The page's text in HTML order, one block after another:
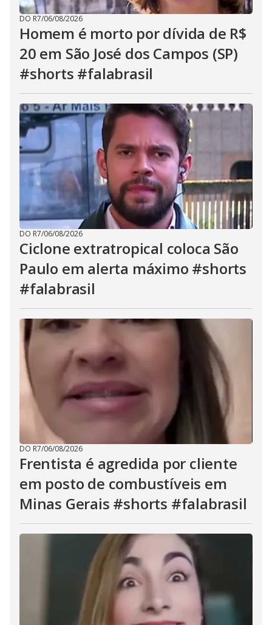
DO R7/06/08/2026
Homem é morto por dívida de R$
20 em São José dos Campos (SP)
#shorts #falabrasil
DO R7/06/08/2026
Ciclone extratropical coloca São
Paulo em alerta máximo #shorts
#falabrasil
DO R7/06/08/2026
Frentista é agredida por cliente
em posto de combustíveis em
Minas Gerais #shorts #falabrasil